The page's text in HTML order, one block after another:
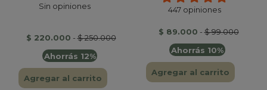
Sin opiniones
$ 220.000 -$ 250.000
Ahorrás 12%
Agregar al carrito
447 opiniones
$ 89.000 -$ 99.000
Ahorrás 10%
Agregar al carrito